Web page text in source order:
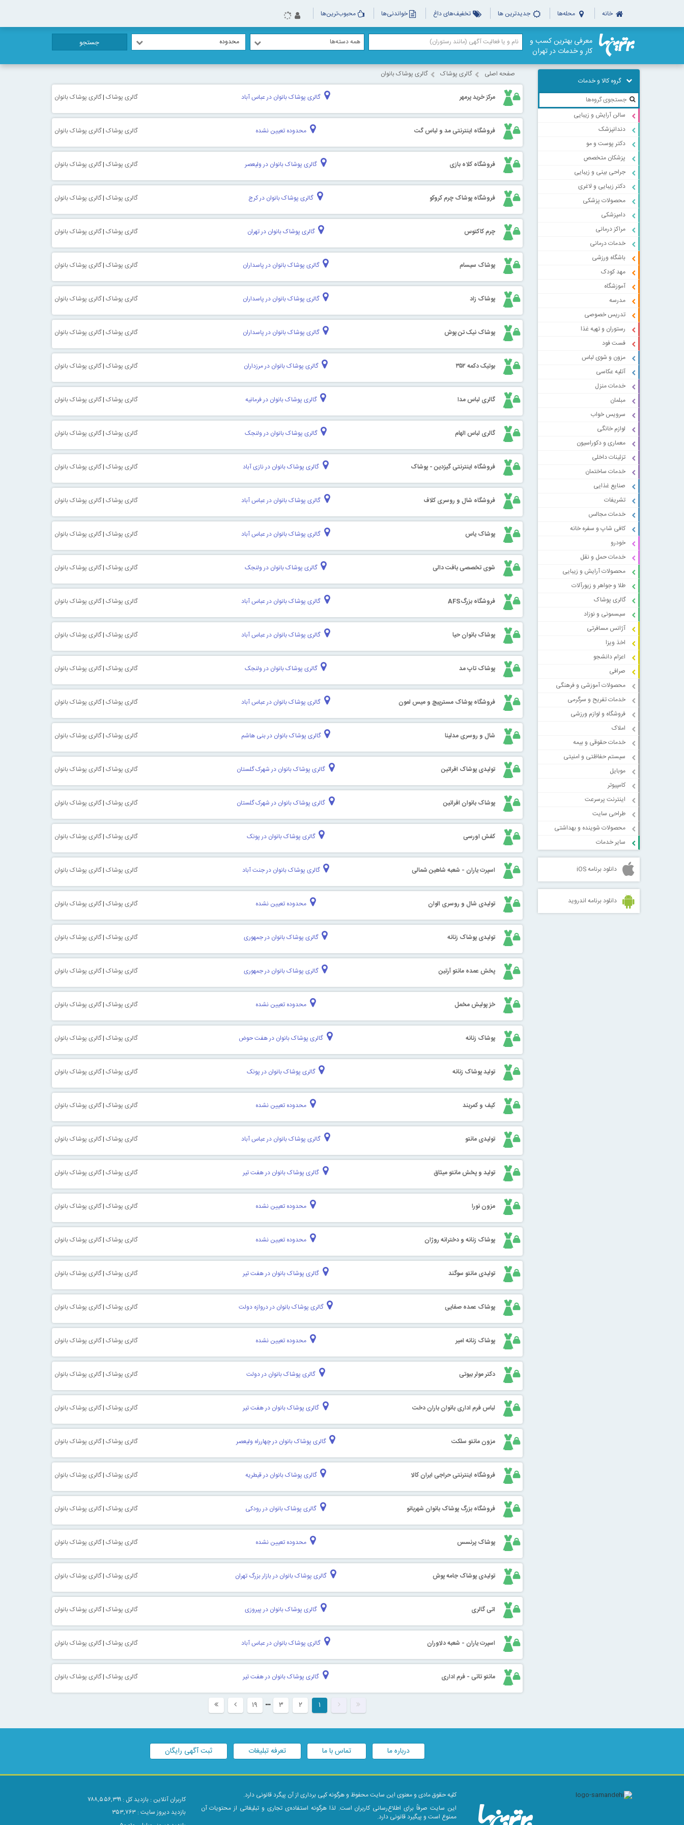
خانه محله‌ها جدیدترین ها تخفیف‌های داغ خواندنی‌ها محبوب‌ترین‌ها
معرفی بهترین کسب و
کار و خدمات در تهران
همه دسته‌ها محدوده جستجو
گروه کالا و خدمات
سالن آرایش و زیبایی
دندانپزشک
دکتر پوست و مو
پزشکان متخصص
جراحی بینی و زیبایی
دکتر زیبایی و لاغری
محصولات پزشکی
دامپزشکی
مراکز درمانی
خدمات درمانی
باشگاه ورزشی
مهد کودک
آموزشگاه
مدرسه
تدریس خصوصی
رستوران و تهیه غذا
فست فود
مزون و شوی لباس
آتلیه عکاسی
خدمات منزل
مبلمان
سرویس خواب
لوازم خانگی
معماری و دکوراسیون
تزئینات داخلی
خدمات ساختمان
صنایع غذایی
تشریفات
خدمات مجالس
کافی شاپ و سفره خانه
خودرو
خدمات حمل و نقل
محصولات آرایش و زیبایی
طلا و جواهر و زیورآلات
گالری پوشاک
سیسمونی و نوزاد
آژانس مسافرتی
اخذ ویزا
اعزام دانشجو
صرافی
محصولات آموزشی و فرهنگی
خدمات تفریح و سرگرمی
فروشگاه و لوازم ورزشی
املاک
خدمات حقوقی و بیمه
سیستم حفاظتی و امنیتی
موبایل
کامپیوتر
اینترنت پرسرعت
طراحی سایت
محصولات شوینده و بهداشتی
سایر خدمات
دانلود برنامه iOS
دانلود برنامه اندروید
صفحه اصلی گالری پوشاک گالری پوشاک بانوان
مرکز خرید پرمهر گالری پوشاک بانوان در عباس آباد گالری پوشاک|گالری پوشاک بانوان
فروشگاه اینترنتی مد و لباس گت محدوده تعیین نشده گالری پوشاک|گالری پوشاک بانوان
فروشگاه کلاه بازی گالری پوشاک بانوان در ولیعصر گالری پوشاک|گالری پوشاک بانوان
فروشگاه پوشاک چرم کروکو گالری پوشاک بانوان در کرج گالری پوشاک|گالری پوشاک بانوان
چرم کاکتوس گالری پوشاک بانوان در تهران گالری پوشاک|گالری پوشاک بانوان
پوشاک سیسام گالری پوشاک بانوان در پاسداران گالری پوشاک|گالری پوشاک بانوان
پوشاک زاد گالری پوشاک بانوان در پاسداران گالری پوشاک|گالری پوشاک بانوان
پوشاک نیک تن پوش گالری پوشاک بانوان در پاسداران گالری پوشاک|گالری پوشاک بانوان
بوتیک دکمه ۳۵۲ گالری پوشاک بانوان در مرزداران گالری پوشاک|گالری پوشاک بانوان
گالری لباس مدا گالری پوشاک بانوان در فرمانیه گالری پوشاک|گالری پوشاک بانوان
گالری لباس الهام گالری پوشاک بانوان در ولنجک گالری پوشاک|گالری پوشاک بانوان
فروشگاه اینترنتی گیزدین - پوشاک گالری پوشاک بانوان در نازی آباد گالری پوشاک|گالری پوشاک بانوان
فروشگاه شال و روسری کلاف گالری پوشاک بانوان در عباس آباد گالری پوشاک|گالری پوشاک بانوان
پوشاک یاس گالری پوشاک بانوان در عباس آباد گالری پوشاک|گالری پوشاک بانوان
شوی تخصصی بافت دالی گالری پوشاک بانوان در ولنجک گالری پوشاک|گالری پوشاک بانوان
فروشگاه بزرگAFS گالری پوشاک بانوان در عباس آباد گالری پوشاک|گالری پوشاک بانوان
پوشاک بانوان حیا گالری پوشاک بانوان در عباس آباد گالری پوشاک|گالری پوشاک بانوان
پوشاک تاپ مد گالری پوشاک بانوان در ولنجک گالری پوشاک|گالری پوشاک بانوان
فروشگاه پوشاک مسترپیچ و میس لمون گالری پوشاک بانوان در عباس آباد گالری پوشاک|گالری پوشاک بانوان
شال و روسری مدلینا گالری پوشاک بانوان در بنی هاشم گالری پوشاک|گالری پوشاک بانوان
تولیدی پوشاک افراتین گالری پوشاک بانوان در شهرک گلستان گالری پوشاک|گالری پوشاک بانوان
پوشاک بانوان افراتین گالری پوشاک بانوان در شهرک گلستان گالری پوشاک|گالری پوشاک بانوان
کفش اورسی گالری پوشاک بانوان در پونک گالری پوشاک|گالری پوشاک بانوان
اسپرت یاران - شعبه شاهین شمالی گالری پوشاک بانوان در جنت آباد گالری پوشاک|گالری پوشاک بانوان
تولیدی شال و روسری الوان محدوده تعیین نشده گالری پوشاک|گالری پوشاک بانوان
تولیدی پوشاک زنانه گالری پوشاک بانوان در جمهوری گالری پوشاک|گالری پوشاک بانوان
پخش عمده مانتو آرتین گالری پوشاک بانوان در جمهوری گالری پوشاک|گالری پوشاک بانوان
خز پولیش مخمل محدوده تعیین نشده گالری پوشاک|گالری پوشاک بانوان
پوشاک زنانه گالری پوشاک بانوان در هفت حوض گالری پوشاک|گالری پوشاک بانوان
تولید پوشاک زنانه گالری پوشاک بانوان در پونک گالری پوشاک|گالری پوشاک بانوان
کیف و کمربند محدوده تعیین نشده گالری پوشاک|گالری پوشاک بانوان
تولیدی مانتو گالری پوشاک بانوان در عباس آباد گالری پوشاک|گالری پوشاک بانوان
تولید و پخش مانتو میثاق گالری پوشاک بانوان در هفت تیر گالری پوشاک|گالری پوشاک بانوان
مزون نورا محدوده تعیین نشده گالری پوشاک|گالری پوشاک بانوان
پوشاک زنانه و دخترانه روژان محدوده تعیین نشده گالری پوشاک|گالری پوشاک بانوان
تولیدی مانتو سوگند گالری پوشاک بانوان در هفت تیر گالری پوشاک|گالری پوشاک بانوان
پوشاک عمده صفایی گالری پوشاک بانوان در دروازه دولت گالری پوشاک|گالری پوشاک بانوان
پوشاک زنانه امیر محدوده تعیین نشده گالری پوشاک|گالری پوشاک بانوان
دکتر مولر بیوتی گالری پوشاک بانوان در دولت گالری پوشاک|گالری پوشاک بانوان
لباس فرم اداری بانوان باران دخت گالری پوشاک بانوان در هفت تیر گالری پوشاک|گالری پوشاک بانوان
مزون مانتو سلکت گالری پوشاک بانوان در چهارراه ولیعصر گالری پوشاک|گالری پوشاک بانوان
فروشگاه اینترنتی حراجی ایران کالا گالری پوشاک بانوان در قیطریه گالری پوشاک|گالری پوشاک بانوان
فروشگاه بزرگ پوشاک بانوان شهربانو گالری پوشاک بانوان در رودکی گالری پوشاک|گالری پوشاک بانوان
پوشاک پرنسس محدوده تعیین نشده گالری پوشاک|گالری پوشاک بانوان
تولیدی پوشاک جامه پوش گالری پوشاک بانوان در بازار بزرگ تهران گالری پوشاک|گالری پوشاک بانوان
اتی گالری گالری پوشاک بانوان در پیروزی گالری پوشاک|گالری پوشاک بانوان
اسپرت یاران - شعبه دلاوران گالری پوشاک بانوان در عباس آباد گالری پوشاک|گالری پوشاک بانوان
مانتو تاتی - فرم اداری گالری پوشاک بانوان در هفت تیر گالری پوشاک|گالری پوشاک بانوان
۱ ۲ ۳ ۱۹
درباره ما تماس با ما تعرفه تبلیغات ثبت آگهی رایگان
کلیه حقوق مادی و معنوی این سایت محفوظ و هرگونه کپی برداری از آن پیگرد قانونی دارد.
این سایت صرفاً برای اطلاع‌رسانی کاربران است. لذا هرگونه استفاده‌ی تجاری و تبلیغاتی از محتویات آن
ممنوع است و پیگیرد قانونی دارد.
کاربران آنلاین :
۱۷۲۳
بازدید کل : ۷۸۸,۵۵۶,۳۹۹
بازدید دیروز سایت : ۳۵۳,۷۶۳